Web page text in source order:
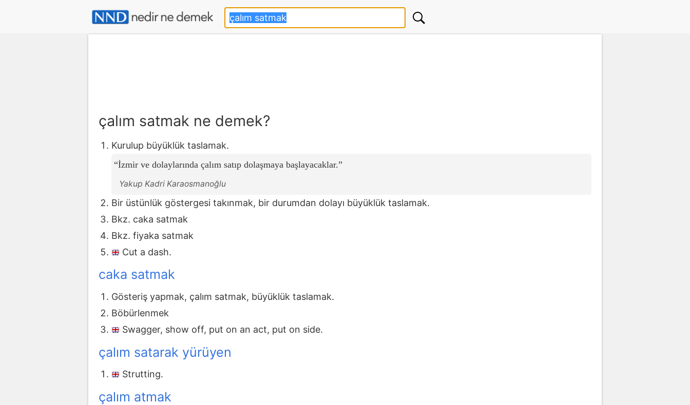
çalım satmak ne demek?
Kurulup büyüklük taslamak.
İzmir ve dolaylarında çalım satıp dolaşmaya başlayacaklar.
Yakup Kadri Karaosmanoğlu
Bir üstünlük göstergesi takınmak, bir durumdan dolayı büyüklük taslamak.
Bkz. caka satmak
Bkz. fiyaka satmak
Cut a dash.
caka satmak
Gösteriş yapmak, çalım satmak, büyüklük taslamak.
Böbürlenmek
Swagger, show off, put on an act, put on side.
çalım satarak yürüyen
Strutting.
çalım atmak